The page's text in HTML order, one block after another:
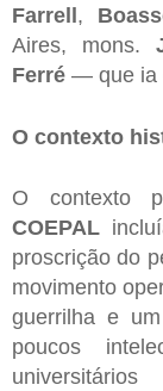
Farrell,
Aires, mons.
Ferré — que ia
O contexto
O contexto
COEPAL
proscrição do
movimento
guerrilha e
poucos